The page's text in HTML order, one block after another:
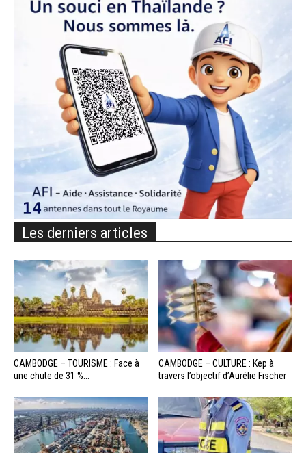
Les derniers articles
CAMBODGE – TOURISME : Face à
une chute de 31 %...
CAMBODGE – CULTURE : Kep à
travers l’objectif d’Aurélie Fischer